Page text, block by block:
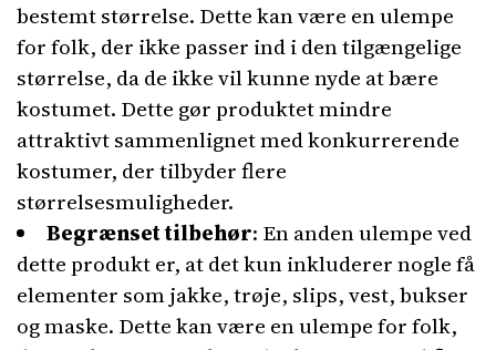
bestemt størrelse. Dette kan være en ulempe
for folk, der ikke passer ind i den tilgængelige
størrelse, da de ikke vil kunne nyde at bære
kostumet. Dette gør produktet mindre
attraktivt sammenlignet med konkurrerende
kostumer, der tilbyder flere
størrelsesmuligheder.
Begrænset tilbehør: En anden ulempe ved
dette produkt er, at det kun inkluderer nogle få
elementer som jakke, trøje, slips, vest, bukser
og maske. Dette kan være en ulempe for folk,